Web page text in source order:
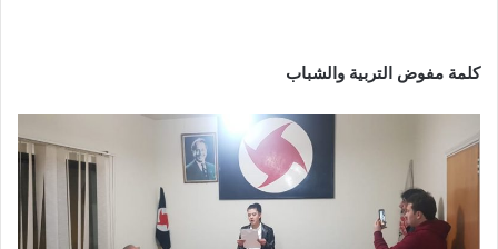
كلمة مفوض التربية والشباب